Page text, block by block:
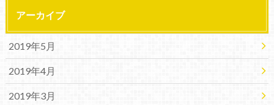
アーカイブ
2019年5月
2019年4月
2019年3月